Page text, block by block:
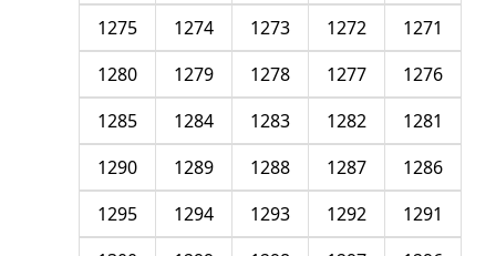
1271
1272
1273
1274
1275
1276
1277
1278
1279
1280
1281
1282
1283
1284
1285
1286
1287
1288
1289
1290
1291
1292
1293
1294
1295